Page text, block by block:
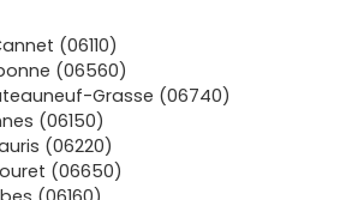
: village perché, ruelles du
en bord de Siagne, collines et
résidences neuves offrent
,jardinset
soutenue
(06110)
(06560)
Grasse (06740)
(06150)
(06220)
(06650)